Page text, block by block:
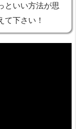
といい方法が思
て下さい！